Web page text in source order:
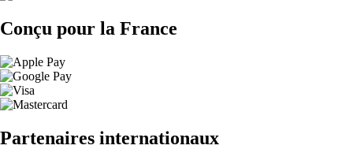
Conçu pour la France
Partenaires internationaux